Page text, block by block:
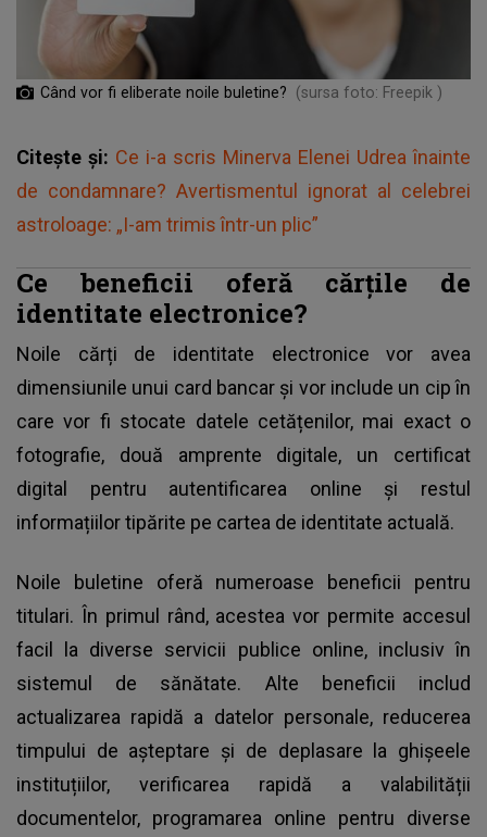
Când vor fi eliberate noile buletine? (sursa foto: Freepik )
Citește și: Ce i-a scris Minerva Elenei Udrea înainte
de condamnare? Avertismentul ignorat al celebrei
astroloage: „I-am trimis într-un plic”
Ce beneficii oferă cărțile de
identitate electronice?
Noile cărți de identitate electronice vor avea
dimensiunile unui card bancar și vor include un cip în
care vor fi stocate datele cetățenilor, mai exact o
fotografie, două amprente digitale, un certificat
digital pentru autentificarea online și restul
informațiilor tipărite pe cartea de identitate actuală.
Noile buletine oferă numeroase beneficii pentru
titulari. În primul rând, acestea vor permite accesul
facil la diverse servicii publice online, inclusiv în
sistemul de sănătate. Alte beneficii includ
actualizarea rapidă a datelor personale, reducerea
timpului de așteptare și de deplasare la ghișeele
instituțiilor, verificarea rapidă a valabilității
documentelor, programarea online pentru diverse